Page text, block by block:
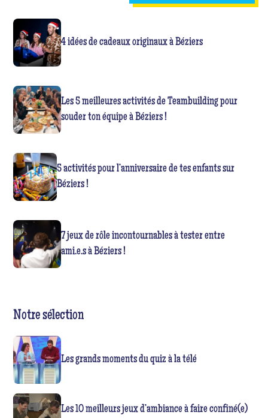
4 idées de cadeaux originaux à Béziers
Les 5 meilleures activités de Teambuilding pour
souder ton équipe à Béziers !
5 activités pour l’anniversaire de tes enfants sur
Béziers !
7 jeux de rôle incontournables à tester entre
ami.e.s à Béziers !
Notre sélection
Les grands moments du quiz à la télé
Les 10 meilleurs jeux d’ambiance à faire confiné(e)